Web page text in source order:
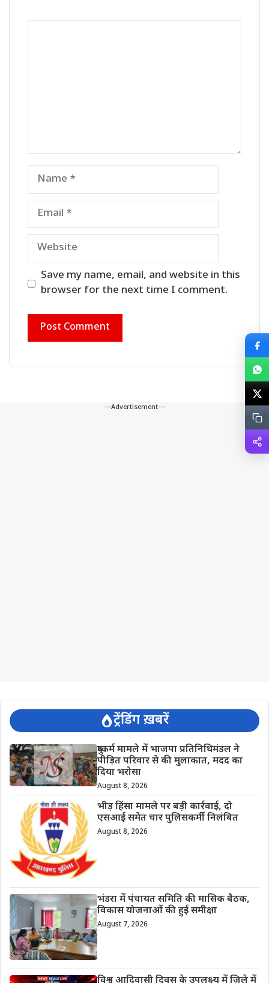
Name
Email
Website
Save my name, email, and website in this
browser for the next time I comment.
---Advertisement---
ट्रेंडिंग ख़बरें
दुष्कर्म मामले में भाजपा प्रतिनिधिमंडल ने
पीड़ित परिवार से की मुलाकात, मदद का
दिया भरोसा
August 8, 2026
भीड़ हिंसा मामले पर बड़ी कार्रवाई, दो
एसआई समेत चार पुलिसकर्मी निलंबित
August 8, 2026
भंडरा में पंचायत समिति की मासिक बैठक,
विकास योजनाओं की हुई समीक्षा
August 7, 2026